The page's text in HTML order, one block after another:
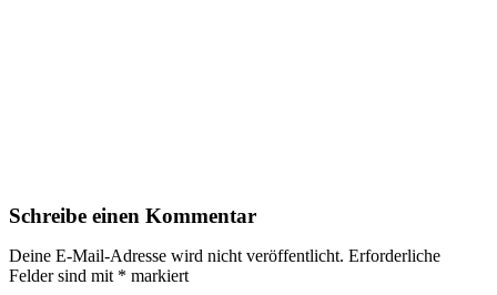
Schreibe einen Kommentar
Deine E-Mail-Adresse wird nicht veröffentlicht. Erforderliche
Felder sind mit * markiert